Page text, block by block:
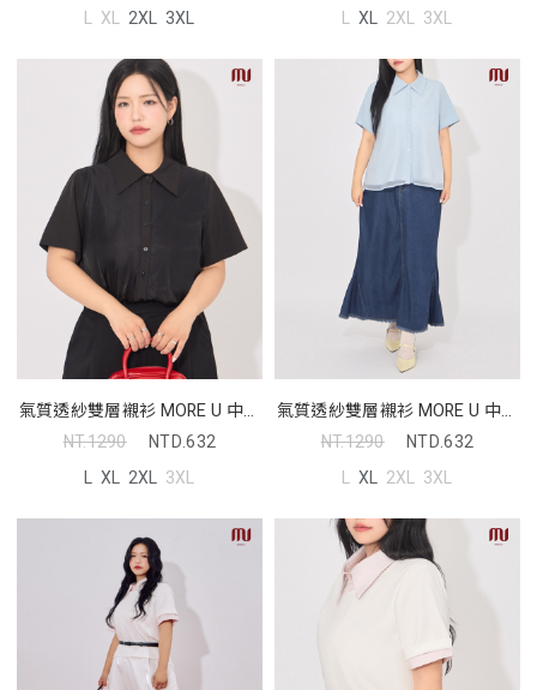
L XL 2XL 3XL
L XL 2XL 3XL
氣質透紗雙層襯衫 MORE U 中大
尺碼上衣
NT.1290
NTD.632
L XL 2XL 3XL
氣質透紗雙層襯衫 MORE U 中大
尺碼上衣
NT.1290
NTD.632
L XL 2XL 3XL